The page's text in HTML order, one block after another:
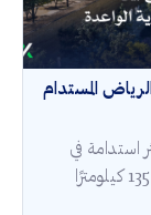
المستدام
استدامة في
مدينة الرياض، عبر شريان أخضر يمتد لأكثر من 135 كيلومترًا